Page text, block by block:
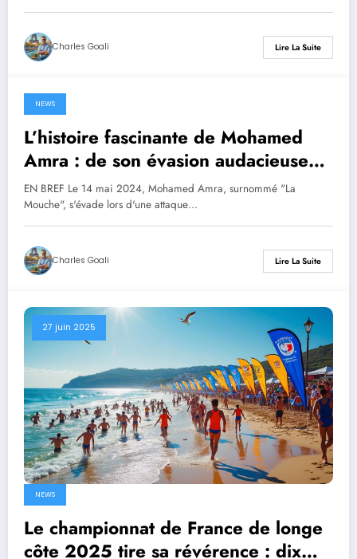
Charles Goali Lire La Suite
8 juillet 2025
NEWS
L’histoire fascinante de Mohamed
Amra : de son évasion audacieuse
au péage d’Incarville à son
arrestation surprise à Bucarest,
découvrez notre podcast qui retrace
neuf mois d’enquête captivante.
EN BREF Le 14 mai 2024, Mohamed Amra, surnommé "La
Mouche", s'évade lors d'une attaque…
Charles Goali Lire La Suite
27 juin 2025
NEWS
Le championnat de France de longe
côte 2025 tire sa révérence : dix